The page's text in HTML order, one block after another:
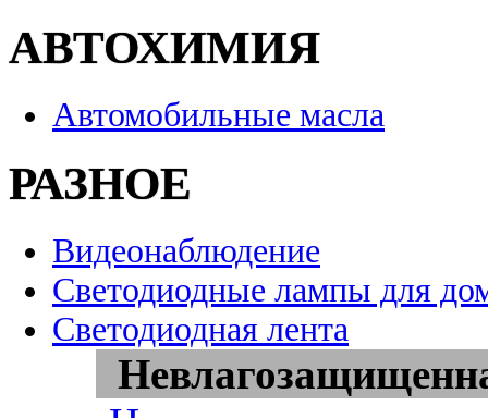
АВТОХИМИЯ
Автомобильные масла
РАЗНОЕ
Видеонаблюдение
Светодиодные лампы для
Светодиодная лента